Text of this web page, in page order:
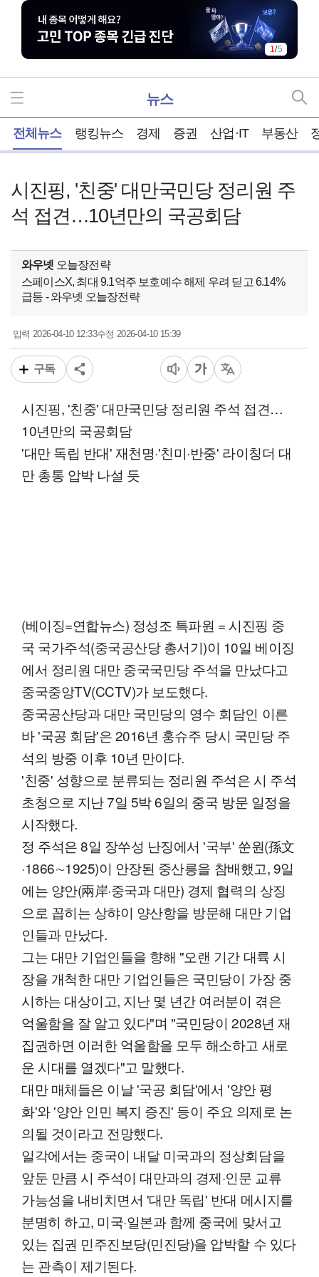
1/5
뉴스
전체뉴스 랭킹뉴스 경제 증권 산업·IT 부동산
시진핑, '친중' 대만국민당 정리원 주
석 접견…10년만의 국공회담
와우넷 오늘장전략
스페이스X, 최대 9.1억주 보호예수 해제 우려 딛고 6.14%
급등 - 와우넷 오늘장전략
입력2026-04-10 12:33수정 2026-04-10 15:39
구독
시진핑, '친중' 대만국민당 정리원 주석 접견…
10년만의 국공회담
'대만 독립 반대' 재천명·'친미·반중' 라이칭더 대
만 총통 압박 나설 듯
(베이징=연합뉴스) 정성조 특파원 = 시진핑 중
국 국가주석(중국공산당 총서기)이 10일 베이징
에서 정리원 대만 중국국민당 주석을 만났다고
중국중앙TV(CCTV)가 보도했다.
중국공산당과 대만 국민당의 영수 회담인 이른
바 '국공 회담'은 2016년 훙슈주 당시 국민당 주
석의 방중 이후 10년 만이다.
'친중' 성향으로 분류되는 정리원 주석은 시 주석
초청으로 지난 7일 5박 6일의 중국 방문 일정을
시작했다.
정 주석은 8일 장쑤성 난징에서 '국부' 쑨원(孫文
·1866∼1925)이 안장된 중산릉을 참배했고, 9일
에는 양안(兩岸·중국과 대만) 경제 협력의 상징
으로 꼽히는 상햐이 양산항을 방문해 대만 기업
인들과 만났다.
그는 대만 기업인들을 향해 "오랜 기간 대륙 시
장을 개척한 대만 기업인들은 국민당이 가장 중
시하는 대상이고, 지난 몇 년간 여러분이 겪은
억울함을 잘 알고 있다"며 "국민당이 2028년 재
집권하면 이러한 억울함을 모두 해소하고 새로
운 시대를 열겠다"고 말했다.
대만 매체들은 이날 '국공 회담'에서 '양안 평
화'와 '양안 인민 복지 증진' 등이 주요 의제로 논
의될 것이라고 전망했다.
일각에서는 중국이 내달 미국과의 정상회담을
앞둔 만큼 시 주석이 대만과의 경제·인문 교류
가능성을 내비치면서 '대만 독립' 반대 메시지를
분명히 하고, 미국·일본과 함께 중국에 맞서고
있는 집권 민주진보당(민진당)을 압박할 수 있다
는 관측이 제기된다.